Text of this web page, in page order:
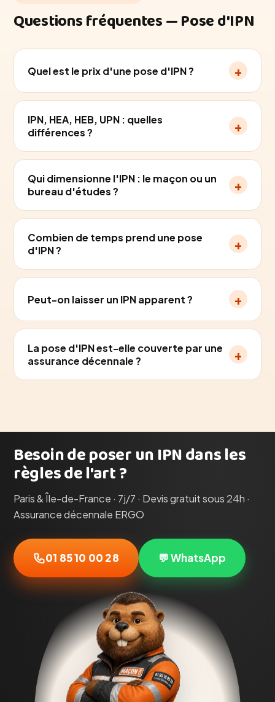
Questions fréquentes — Pose d'IPN
Quel est le prix d'une pose d'IPN ? +
IPN, HEA, HEB, UPN : quelles
différences ?
+
Qui dimensionne l'IPN : le maçon ou un
bureau d'études ?
+
Combien de temps prend une pose
d'IPN ?
+
Peut-on laisser un IPN apparent ? +
La pose d'IPN est-elle couverte par une
assurance décennale ?
+
Besoin de poser un IPN dans les
règles de l'art ?
Paris & Île-de-France · 7j/7 · Devis gratuit sous 24h ·
Assurance décennale ERGO
01 85 10 00 28 💬 WhatsApp